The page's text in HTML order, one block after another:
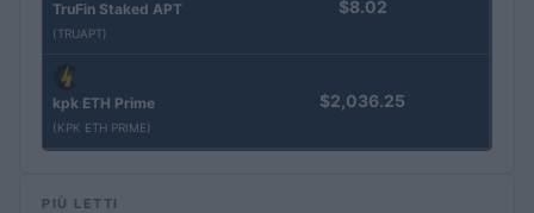
TruFin Staked APT
(TRUAPT)
$8.02
kpk ETH Prime
(KPK ETH PRIME)
$2,036.25
PIÙ LETTI